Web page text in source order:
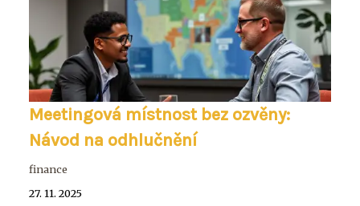
Meetingová místnost bez ozvěny:
Návod na odhlučnění
finance
27. 11. 2025